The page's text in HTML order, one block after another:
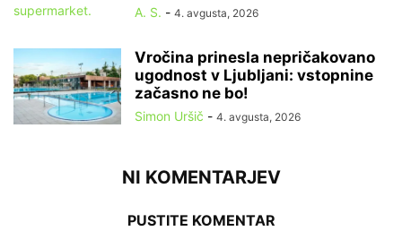
A. S. - 4. avgusta, 2026
Vročina prinesla nepričakovano
ugodnost v Ljubljani: vstopnine
začasno ne bo!
Simon Uršič - 4. avgusta, 2026
NI KOMENTARJEV
PUSTITE KOMENTAR